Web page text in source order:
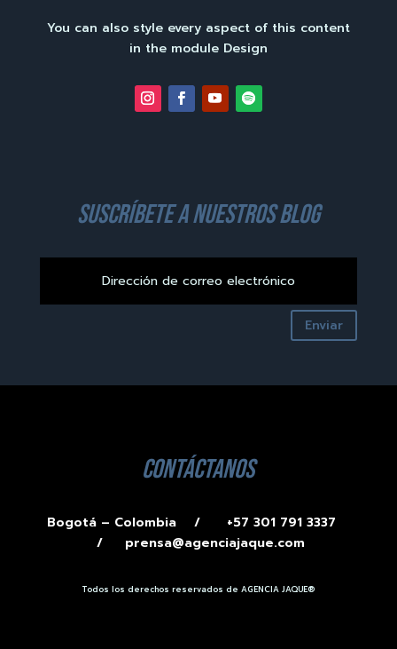
You can also style every aspect of this content
in the module Design
suscríbete a nuestros blog
Enviar
contáctanos
Bogotá – Colombia /
+57 301 791 3337
/ prensa@agenciajaque.com
Todos los derechos reservados de AGENCIA JAQUE®